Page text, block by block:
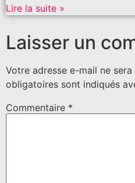
Lire la suite »
Laisser un
Votre adresse e-mail ne sera
obligatoires sont indiqués
Commentaire *